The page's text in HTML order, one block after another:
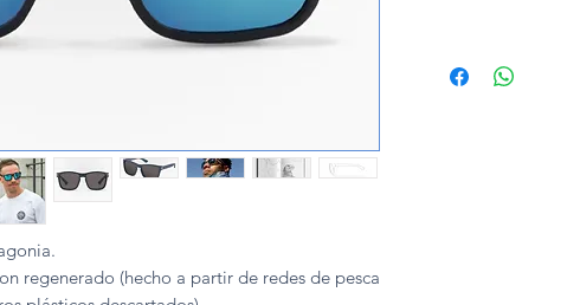
regenerado (hecho a partir de redes de pesca